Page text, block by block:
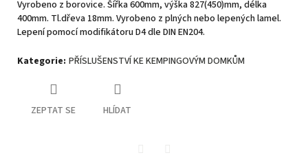
Vyrobeno z borovice. Šířka 600mm, výška 827(450)mm, délka
400mm. Tl.dřeva 18mm. Vyrobeno z plných nebo lepených lamel.
Lepení pomocí modifikátoru D4 dle DIN EN204.
Kategorie: PŘÍSLUŠENSTVÍ KE KEMPINGOVÝM DOMKŮM
ZEPTAT SE HLÍDAT